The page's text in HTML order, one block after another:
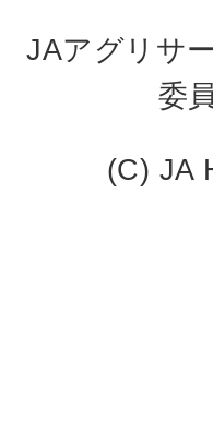
JAアグリサ
委
(C) JA